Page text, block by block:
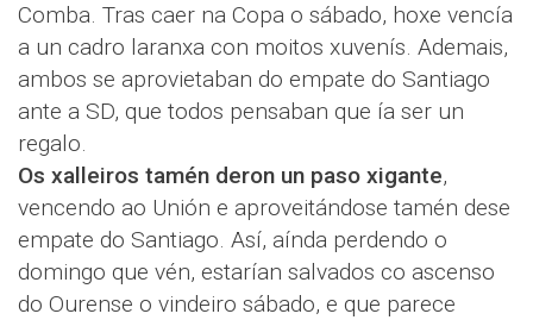
Comba. Tras caer na Copa o sábado, hoxe vencía
a un cadro laranxa con moitos xuvenís. Ademais,
ambos se aprovietaban do empate do Santiago
ante a SD, que todos pensaban que ía ser un
regalo.
Os xalleiros tamén deron un paso xigante,
vencendo ao Unión e aproveitándose tamén dese
empate do Santiago. Así, aínda perdendo o
domingo que vén, estarían salvados co ascenso
do Ourense o vindeiro sábado, e que parece